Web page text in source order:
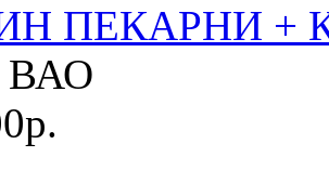
ПЕКАРНИ +
ВАО